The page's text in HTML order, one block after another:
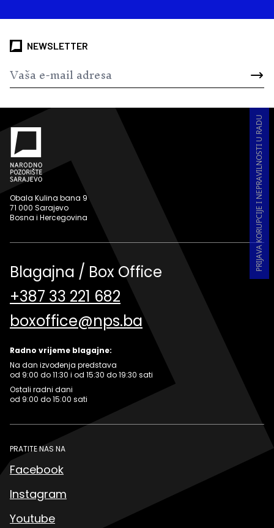
NEWSLETTER
PRIJAVA KORUPCIJE I NEPRAVILNOSTI U RADU
Obala Kulina bana 9
71 000 Sarajevo
Bosna i Hercegovina
Blagajna / Box Office
+387 33 221 682
boxoffice@nps.ba
Radno vrijeme blagajne:
Na dan izvođenja predstava
od 9:00 do 11:30 i od 15:30 do 19:30 sati
Ostali radni dani
od 9:00 do 15:00 sati
PRATITE NAS NA
Facebook
Instagram
Youtube